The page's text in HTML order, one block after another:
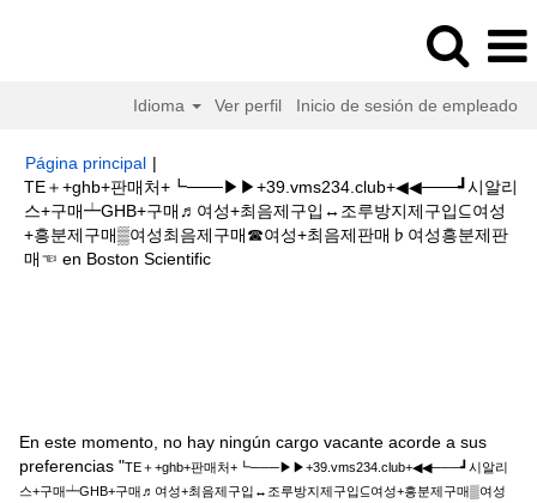
Idioma Ver perfil Inicio de sesión de empleado
Página principal |
TE＋+ghb+판매처+┗───▶▶+39.vms234.club+◀◀───┛시알리
스+구매┷GHB+구매♬여성+최음제구입↔조루방지제구입⊆여성
+흥분제구매▒여성최음제구매☎여성+최음제판매♭여성흥분제판
매☜ en Boston Scientific(página
En este momento, no hay ningún cargo vacante acorde a sus
preferencias "TE＋+ghb+판매처+┗───▶▶+39.vms234.club+◀◀───┛시알리
스+구매┷GHB+구매♬여성+최음제구입↔조루방지제구입⊆여성+흥분제구매▒여성